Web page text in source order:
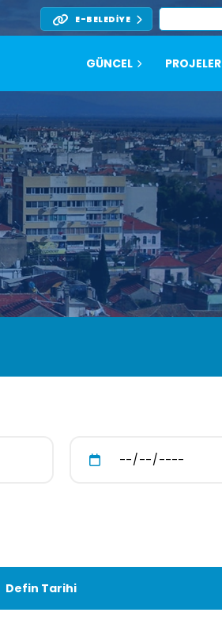
E-BELEDIYE
GÜNCEL PROJELER
Defin Tarihi